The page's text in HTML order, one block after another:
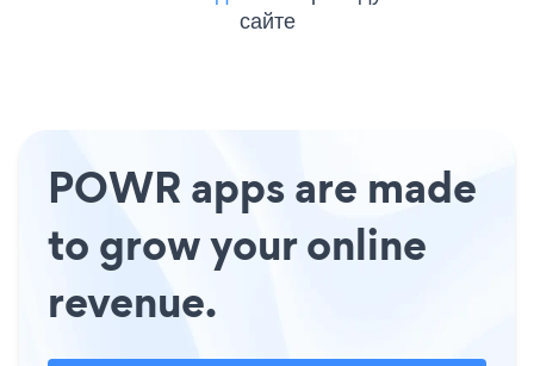
сайте
POWR apps are made
to grow your online
revenue.